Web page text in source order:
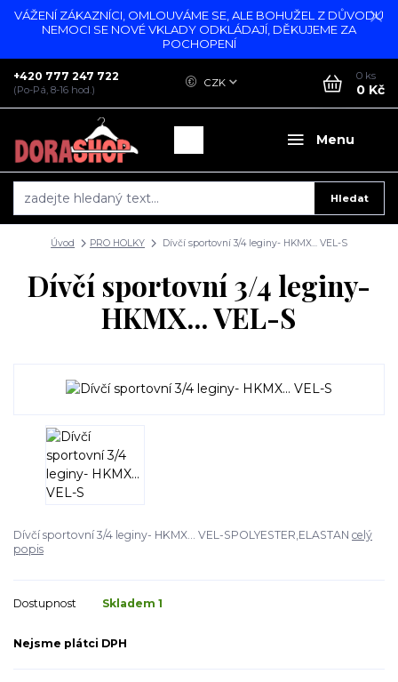
VÁŽENÍ ZÁKAZNÍCI, OMLOUVÁME SE, ALE BOHUŽEL Z DŮVODU
NEMOCI SE NOVÉ VKLADY ODKLÁDAJÍ, DĚKUJEME ZA
POCHOPENÍ
Menu
CZK
Hledat
+420 777 247 722
(Po-Pá, 8-16 hod.)
0 ks
0 Kč
Úvod PRO HOLKY Dívčí sportovní 3/4 leginy- HKMX... VEL-S
Dívčí sportovní 3/4 leginy-
HKMX... VEL-S
Dívčí sportovní 3/4 leginy- HKMX... VEL-SPOLYESTER,ELASTAN celý
popis
Dostupnost Skladem 1
Nejsme plátci DPH